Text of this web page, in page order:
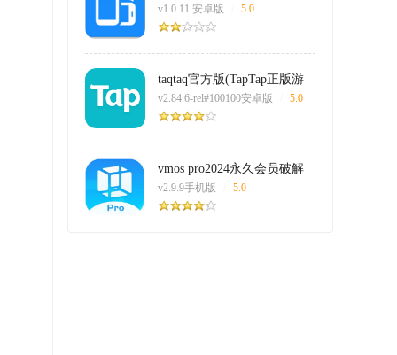
v1.0.11 安卓版 5.0
taqtaq官方版(TapTap正版游
戏)
v2.84.6-rel#100100安卓版 5.0
vmos pro2024永久会员破解
版
v2.9.9手机版 5.0